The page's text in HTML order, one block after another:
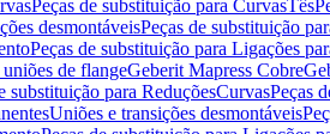
Peças de substituição para CurvasTês
desmontáveisPeças de substituição
Peças de substituição para Ligações
de flangeGeberit Mapress Cobre
substituição para ReduçõesCurvasPeças
Uniões e transições desmontáveis